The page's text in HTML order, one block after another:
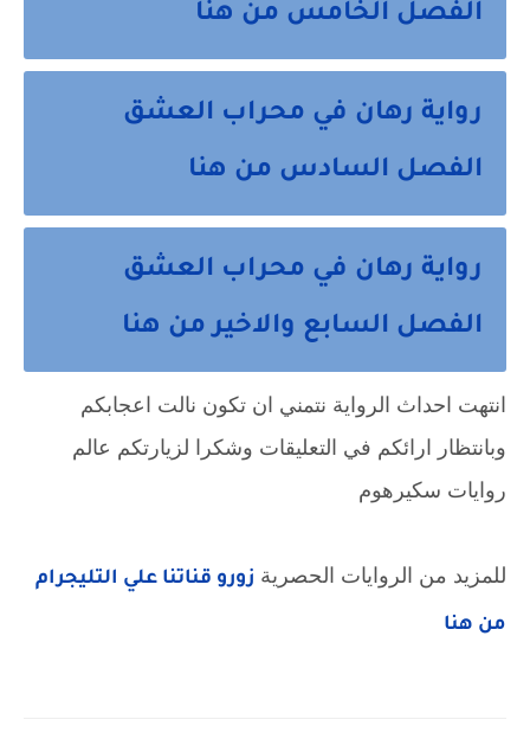
الفصل الخامس من هنا
رواية رهان في محراب العشق
الفصل السادس من هنا
رواية رهان في محراب العشق
الفصل السابع والاخير من هنا
روايات سكيرهوم
للمزيد من الروايات الحصرية
من هنا